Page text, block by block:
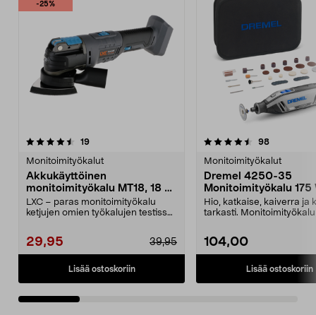
-25%
19arvostelut
Monitoimityökalut
Akkukäyttöinen
monitoimityökalu MT18, 18 V
Cocraft LXC
LXC – paras monitoimityökalu
ketjujen omien työkalujen testissä
29,95 39,95
Lisää ostoskoriin
4.5 viidestä
98arvostelut
Monitoimityökalut
Dremel 4250-35
Monitoimityökalu 175
osaa
Hio, katkaise, kaiverra ja
tarkasti.
104,00
Lisää ostoskoriin
4.5 viidestä